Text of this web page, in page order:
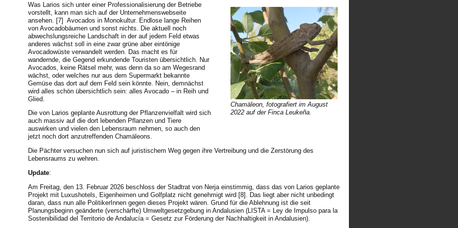
Chamäleon, fotografiert im August
2022 auf der Finca Leukeña.
Was Larios sich unter einer Professionalisierung der Betriebe
vorstellt, kann man sich auf der Unternehmenswebseite
ansehen. [7] Avocados in Monokultur. Endlose lange Reihen
von Avocadobäumen und sonst nichts. Die aktuell noch
abwechslungsreiche Landschaft in der auf jedem Feld etwas
anderes wächst soll in eine zwar grüne aber eintönige
Avocadowüste verwandelt werden. Das macht es für
wandernde, die Gegend erkundende Touristen übersichtlich. Nur
Avocados, keine Rätsel mehr, was denn da so am Wegesrand
wächst, oder welches nur aus dem Supermarkt bekannte
Gemüse das dort auf dem Feld sein könnte. Nein, demnächst
wird alles schön übersichtlich sein: alles Avocado – in Reih und
Glied.
Die von Larios geplante Ausrottung der Pflanzenvielfalt wird sich
auch massiv auf die dort lebenden Pflanzen und Tiere
auswirken und vielen den Lebensraum nehmen, so auch den
jetzt noch dort anzutreffenden Chamäleons.
Die Pächter versuchen nun sich auf juristischem Weg gegen ihre Vertreibung und die Zerstörung des
Lebensraums zu wehren.
Update:
Am Freitag, den 13. Februar 2026 beschloss der Stadtrat von Nerja einstimmig, dass das von Larios geplante
Projekt mit Luxushotels, Eigenheimen und Golfplatz nicht genehmigt wird [8]. Das liegt aber nicht unbedingt
daran, dass nun alle PolitikerInnen gegen dieses Projekt wären. Grund für die Ablehnung ist die seit
Planungsbeginn geänderte (verschärfte) Umweltgesetzgebung in Andalusien (LISTA = Ley de Impulso para la
Sostenibilidad del Territorio de Andalucía = Gesetz zur Förderung der Nachhaltigkeit in Andalusien).